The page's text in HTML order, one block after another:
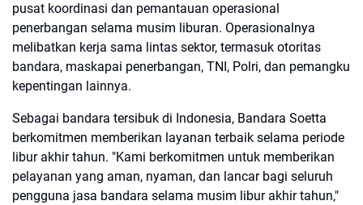
pusat koordinasi dan pemantauan operasional
penerbangan selama musim liburan. Operasionalnya
melibatkan kerja sama lintas sektor, termasuk otoritas
bandara, maskapai penerbangan, TNI, Polri, dan pemangku
kepentingan lainnya.
Sebagai bandara tersibuk di Indonesia, Bandara Soetta
berkomitmen memberikan layanan terbaik selama periode
libur akhir tahun. "Kami berkomitmen untuk memberikan
pelayanan yang aman, nyaman, dan lancar bagi seluruh
pengguna jasa bandara selama musim libur akhir tahun,"